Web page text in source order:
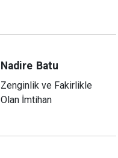
Nadire Batu
Zenginlik ve Fakirlikle
Olan İmtihan